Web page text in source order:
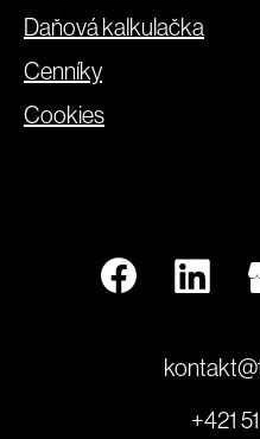
Daňová kalkulačka
Cenníky
Cookies
+421